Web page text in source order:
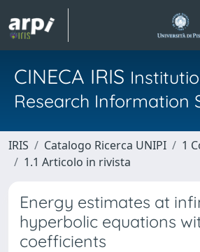
CINECA IRIS
Research Information
IRIS Catalogo Ricerca UNIPI
1
1.1 Articolo in rivista
Energy estimates at
hyperbolic equations
coefficients